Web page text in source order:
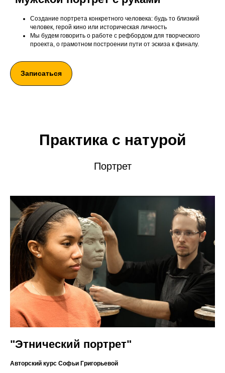
Создание портрета конкретного человека: будь то близкий
человек, герой кино или историческая личность
Мы будем говорить о работе с рефбордом для творческого
проекта, о грамотном построении пути от эскиза к финалу.
Записаться
Практика с натурой
Портрет
"Этнический портрет"
Авторский курс Софьи Григорьевой